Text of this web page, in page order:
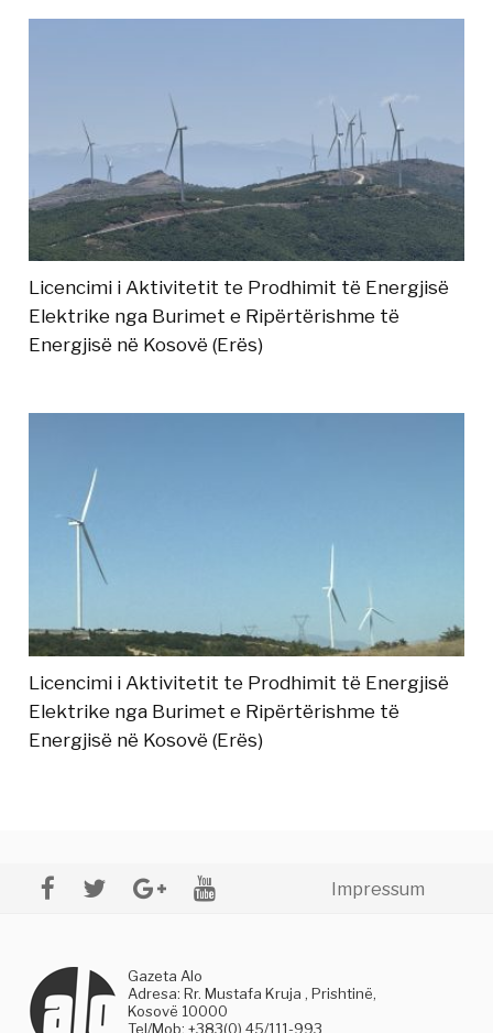
Licencimi i Aktivitetit te Prodhimit të Energjisë
Elektrike nga Burimet e Ripërtërishme të
Energjisë në Kosovë (Erës)
Licencimi i Aktivitetit te Prodhimit të Energjisë
Elektrike nga Burimet e Ripërtërishme të
Energjisë në Kosovë (Erës)
Impressum
Gazeta Alo
Adresa: Rr. Mustafa Kruja , Prishtinë,
Kosovë 10000
Tel/Mob: +383(0) 45/111-993